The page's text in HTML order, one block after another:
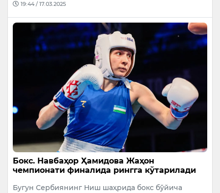
19:44 / 17.03.2025
Бокс. Навбаҳор Ҳамидова Жаҳон
чемпионати финалида рингга кўтарилади
Бугун Сербиянинг Ниш шаҳрида бокс бўйича